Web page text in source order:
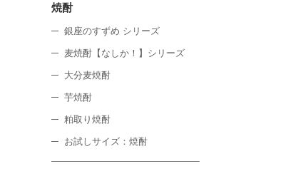
焼酎
銀座のすずめ シリーズ
麦焼酎【なしか！】シリーズ
大分麦焼酎
芋焼酎
粕取り焼酎
お試しサイズ：焼酎